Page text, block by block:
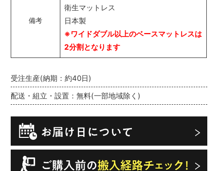
受注生産(納期：約40日)
配送・組立・設置：無料(一部地域除く)
備考
衛生マットレス
日本製
※ワイドダブル以上のベースマットレスは
2分割となります